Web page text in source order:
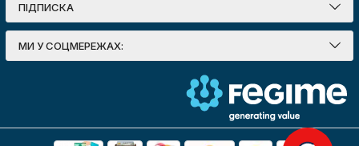
ПІДПИСКА
МИ У СОЦМЕРЕЖАХ: